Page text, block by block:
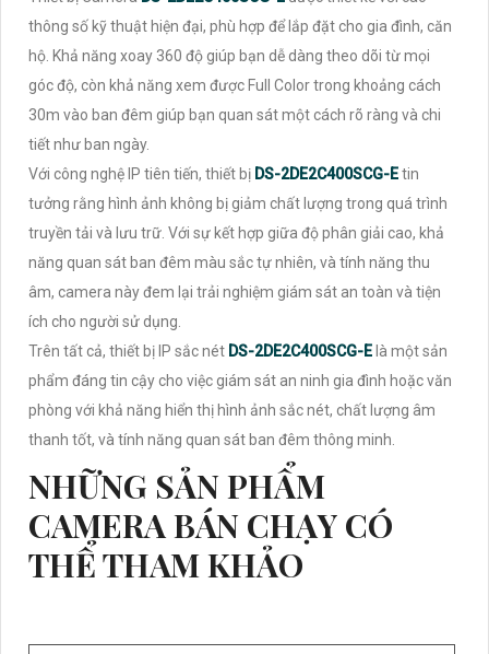
thông số kỹ thuật hiện đại, phù hợp để lắp đặt cho gia đình, căn
hộ. Khả năng xoay 360 độ giúp bạn dễ dàng theo dõi từ mọi
góc độ, còn khả năng xem được Full Color trong khoảng cách
30m vào ban đêm giúp bạn quan sát một cách rõ ràng và chi
tiết như ban ngày.
Với công nghệ IP tiên tiến, thiết bị DS-2DE2C400SCG-Etin
tưởng rằng hình ảnh không bị giảm chất lượng trong quá trình
truyền tải và lưu trữ. Với sự kết hợp giữa độ phân giải cao, khả
năng quan sát ban đêm màu sắc tự nhiên, và tính năng thu
âm, camera này đem lại trải nghiệm giám sát an toàn và tiện
ích cho người sử dụng.
Trên tất cả, thiết bị IP sắc nét DS-2DE2C400SCG-E là một sản
phẩm đáng tin cậy cho việc giám sát an ninh gia đình hoặc văn
phòng với khả năng hiển thị hình ảnh sắc nét, chất lượng âm
thanh tốt, và tính năng quan sát ban đêm thông minh.
NHỮNG SẢN PHẨM
CAMERA BÁN CHẠY CÓ
THỂ THAM KHẢO